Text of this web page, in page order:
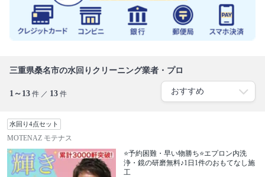
三重県桑名市の水回りクリーニング業者・プロ
1～13 件 ／ 13 件
水回り4点セット
MOTENAZ モテナス
⭐️予約困難・早い物勝ち⭐️エプロン内洗
浄・鏡の研磨無料♪1日1件のおもてなし施
工